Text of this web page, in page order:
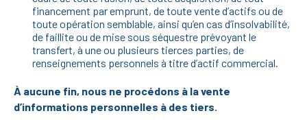
financement par emprunt, de toute vente d’actifs ou de
toute opération semblable, ainsi qu’en cas d’insolvabilité,
de faillite ou de mise sous séquestre prévoyant le
transfert, à une ou plusieurs tierces parties, de
renseignements personnels à titre d’actif commercial.
À aucune fin, nous ne procédons à la vente
d’informations personnelles à des tiers.